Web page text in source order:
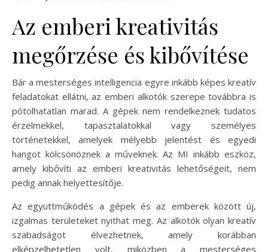
Az emberi kreativitás
megőrzése és kibővítése
Bár a mesterséges intelligencia egyre inkább képes kreatív
feladatokat ellátni, az emberi alkotók szerepe továbbra is
pótolhatatlan marad. A gépek nem rendelkeznek tudatos
érzelmekkel, tapasztalatokkal vagy személyes
történetekkel, amelyek mélyebb jelentést és egyedi
hangot kölcsönöznek a műveknek. Az MI inkább eszköz,
amely kibővíti az emberi kreativitás lehetőségeit, nem
pedig annak helyettesítője.
Az együttműködés a gépek és az emberek között új,
izgalmas területeket nyithat meg. Az alkotók olyan kreatív
szabadságot élvezhetnek, amely korábban
elképzelhetetlen volt, miközben a mesterséges